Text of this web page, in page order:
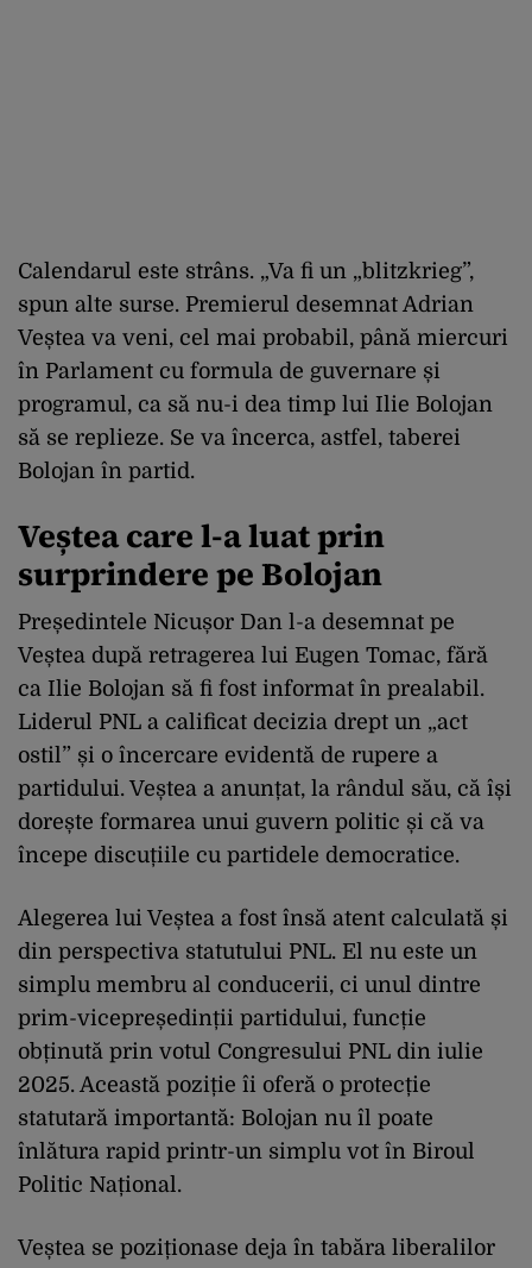
Calendarul este strâns. „Va fi un „blitzkrieg”,
spun alte surse. Premierul desemnat Adrian
Veștea va veni, cel mai probabil, până miercuri
în Parlament cu formula de guvernare și
programul, ca să nu-i dea timp lui Ilie Bolojan
să se replieze. Se va încerca, astfel, taberei
Bolojan în partid.
Veștea care l-a luat prin
surprindere pe Bolojan
Președintele Nicușor Dan l-a desemnat pe
Veștea după retragerea lui Eugen Tomac, fără
ca Ilie Bolojan să fi fost informat în prealabil.
Liderul PNL a calificat decizia drept un „act
ostil” și o încercare evidentă de rupere a
partidului. Veștea a anunțat, la rândul său, că își
dorește formarea unui guvern politic și că va
începe discuțiile cu partidele democratice.
Alegerea lui Veștea a fost însă atent calculată și
din perspectiva statutului PNL. El nu este un
simplu membru al conducerii, ci unul dintre
prim-vicepreședinții partidului, funcție
obținută prin votul Congresului PNL din iulie
2025. Această poziție îi oferă o protecție
statutară importantă: Bolojan nu îl poate
înlătura rapid printr-un simplu vot în Biroul
Politic Național.
Veștea se poziționase deja în tabăra liberalilor